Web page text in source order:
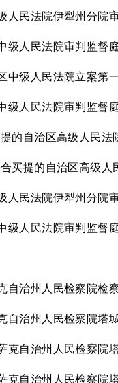
人民法院伊犁州分院
级人民法院审判监督
中级人民法院立案第
级人民法院审判监督
提的自治区高级人民
合买提的自治区高级
人民法院伊犁州分院
级人民法院审判监督
自治州人民检察院检
自治州人民检察院塔
克自治州人民检察院
克自治州人民检察院